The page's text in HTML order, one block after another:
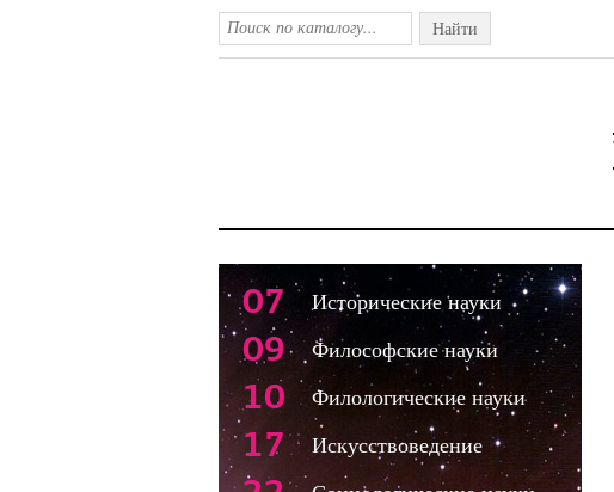
Найти
07 Исторические науки
09 Философские науки
10 Филологические науки
17 Искусствоведение